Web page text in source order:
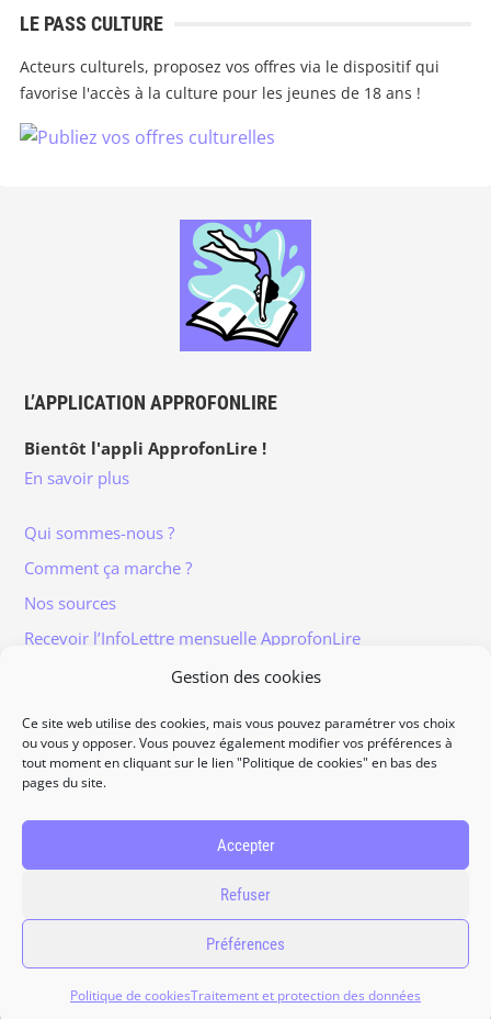
Gestion des cookies
Ce site web utilise des cookies, mais vous pouvez paramétrer vos choix
ou vous y opposer. Vous pouvez également modifier vos préférences à
tout moment en cliquant sur le lien "Politique de cookies" en bas des
pages du site.
Accepter
Refuser
Préférences
Politique de cookiesTraitement et protection des données
LE PASS CULTURE
Acteurs culturels, proposez vos offres via le dispositif qui
favorise l'accès à la culture pour les jeunes de 18 ans !
L’APPLICATION APPROFONLIRE
Bientôt l'appli ApprofonLire !
En savoir plus
Qui sommes-nous ?
Comment ça marche ?
Nos sources
Recevoir l’InfoLettre mensuelle ApprofonLire
Informations légales
Accès à vos données personnelles
Politique de cookies
2026ApprofonLire, tous droits réservés.